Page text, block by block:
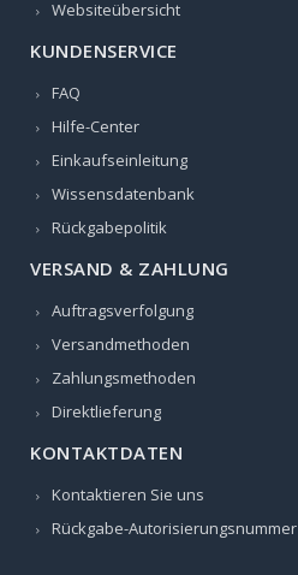
Websiteübersicht
KUNDENSERVICE
FAQ
Hilfe-Center
Einkaufseinleitung
Wissensdatenbank
Rückgabepolitik
VERSAND & ZAHLUNG
Auftragsverfolgung
Versandmethoden
Zahlungsmethoden
Direktlieferung
KONTAKTDATEN
Kontaktieren Sie uns
Rückgabe-Autorisierungsnummer